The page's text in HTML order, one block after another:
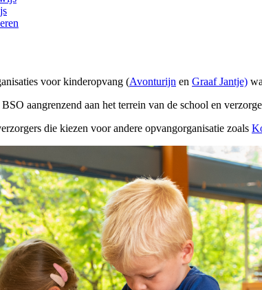
voor kinderopvang (Avonturijn en Graaf Jantje)
aangrenzend aan het terrein van de school en
die kiezen voor andere opvangorganisatie zoals